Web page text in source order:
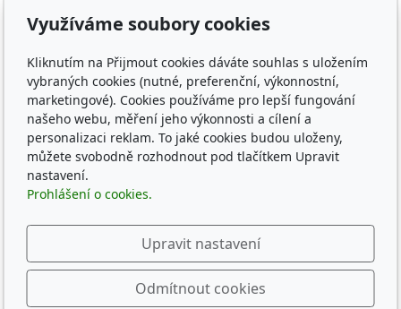
Oblíbené odkazy
Katalog filtrů MANN
KDFILTER.CZ
FILTR-FILTRY.CZ
FILTER-FILTERS.EU
Vyhledávání filtrů podle rozměru
Sledujte nás
Využíváme soubory cookies
Kliknutím na Přijmout cookies dáváte souhlas s uložením
vybraných cookies (nutné, preferenční, výkonnostní,
marketingové). Cookies používáme pro lepší fungování
našeho webu, měření jeho výkonnosti a cílení a
personalizaci reklam. To jaké cookies budou uloženy,
můžete svobodně rozhodnout pod tlačítkem Upravit
nastavení.
Prohlášení o cookies.
Upravit nastavení
Odmítnout cookies